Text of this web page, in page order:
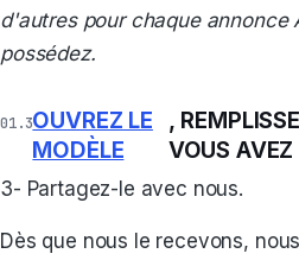
d'autres pour chaque annonce
possédez.
OUVREZ LE
MODÈLE
,
VOUS
3- Partagez-le avec nous.
Dès que nous le recevons,